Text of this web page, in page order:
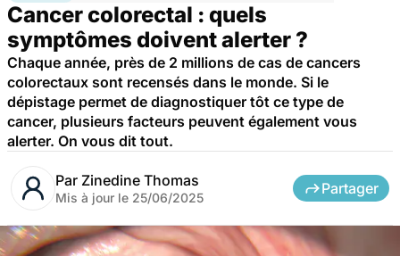
Cancer colorectal : quels
symptômes doivent alerter ?
Chaque année, près de 2 millions de cas de cancers
colorectaux sont recensés dans le monde. Si le
dépistage permet de diagnostiquer tôt ce type de
cancer, plusieurs facteurs peuvent également vous
alerter. On vous dit tout.
Par Zinedine Thomas
Mis à jour le 25/06/2025
Partager